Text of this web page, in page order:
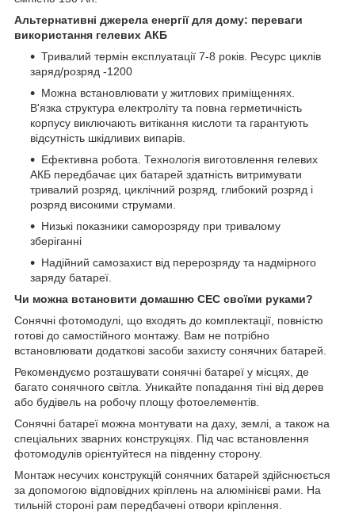
Альтернативні джерела енергії для дому: переваги
використання гелевих АКБ
Тривалий термін експлуатації 7-8 років. Ресурс циклів
заряд/розряд -1200
Можна встановлювати у житлових приміщеннях.
В'язка структура електроліту та повна герметичність
корпусу виключають витікання кислоти та гарантують
відсутність шкідливих випарів.
Ефективна робота. Технологія виготовлення гелевих
АКБ передбачає цих батарей здатність витримувати
тривалий розряд, циклічний розряд, глибокий розряд і
розряд високими струмами.
Низькі показники саморозряду при тривалому
зберіганні
Надійний самозахист від перерозряду та надмірного
заряду батареї.
Чи можна встановити домашню СЕС своїми руками?
Сонячні фотомодулі, що входять до комплектації, повністю
готові до самостійного монтажу. Вам не потрібно
встановлювати додаткові засоби захисту сонячних батарей.
Рекомендуємо розташувати сонячні батареї у місцях, де
багато сонячного світла. Уникайте попадання тіні від дерев
або будівель на робочу площу фотоелементів.
Сонячні батареї можна монтувати на даху, землі, а також на
спеціальних зварних конструкціях. Під час встановлення
фотомодулів орієнтуйтеся на південну сторону.
Монтаж несучих конструкцій сонячних батарей здійснюється
за допомогою відповідних кріплень на алюмінієві рами. На
тильній стороні рам передбачені отвори кріплення.